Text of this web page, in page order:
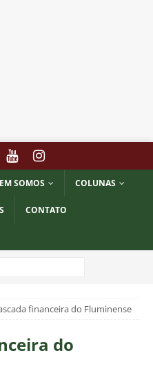
SOMOS COLUNAS
CONTATO
financeira do Fluminense
do